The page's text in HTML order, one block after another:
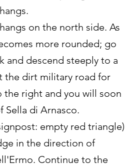
on the north side. As
more rounded; go
and descend steeply to a
the dirt military road for
right and you will soon
Sella di Arnasco.
empty red triangle)
in the direction of
Continue to the